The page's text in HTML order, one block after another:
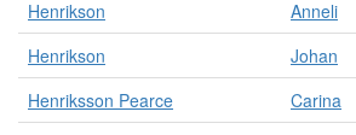
Henrikson
Anneli
Henrikson
Johan
Henriksson Pearce
Carina